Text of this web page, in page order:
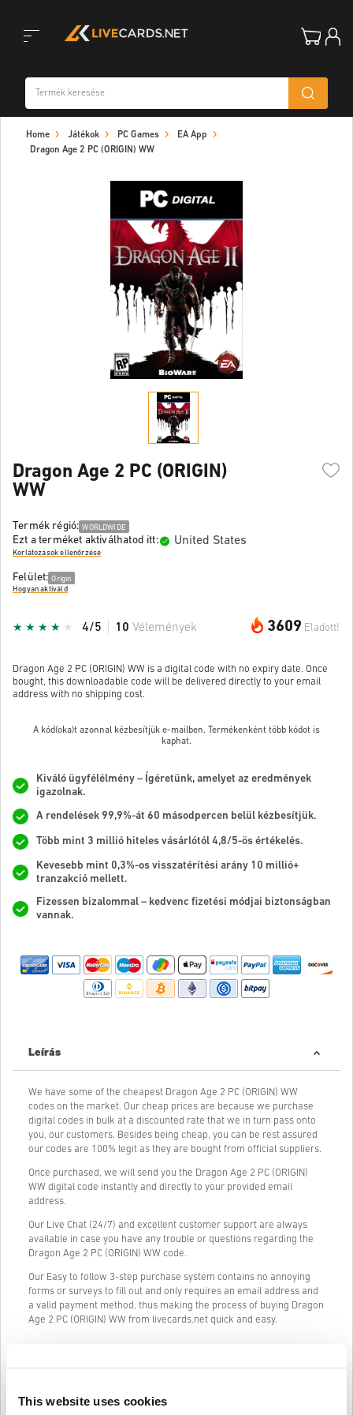
This website uses cookies
navigation
Home Játékok PC Games
EA App
Dragon Age 2 PC (ORIGIN) WW
Dragon Age 2 PC (ORIGIN)
WW
Termék régió: WORLDWIDE
Ezt a terméket aktiválhatod itt: United States
Korlátozások ellenőrzése
Felület: Origin
Hogyan aktiváld
3609 Eladott!
4/5 10 Vélemények
Dragon Age 2 PC (ORIGIN) WW is a digital code with no expiry date. Once
bought, this downloadable code will be delivered directly to your email
address with no shipping cost.
A kód(oka)t azonnal kézbesítjük e-mailben. Termékenként több kódot is
kaphat.
Kiváló ügyfélélmény – Ígéretünk, amelyet az eredmények
igazolnak.
A rendelések 99,9%-át 60 másodpercen belül kézbesítjük.
Több mint 3 millió hiteles vásárlótól 4,8/5-ös értékelés.
Kevesebb mint 0,3%-os visszatérítési arány 10 millió+
tranzakció mellett.
Fizessen bizalommal – kedvenc fizetési módjai biztonságban
vannak.
Leírás
We have some of the cheapest Dragon Age 2 PC (ORIGIN) WW
codes on the market. Our cheap prices are because we purchase
digital codes in bulk at a discounted rate that we in turn pass onto
you, our customers. Besides being cheap, you can be rest assured
our codes are 100% legit as they are bought from official suppliers.
Once purchased, we will send you the Dragon Age 2 PC (ORIGIN)
WW digital code instantly and directly to your provided email
address.
Our Live Chat (24/7) and excellent customer support are always
available in case you have any trouble or questions regarding the
Dragon Age 2 PC (ORIGIN) WW code.
Our Easy to follow 3-step purchase system contains no annoying
forms or surveys to fill out and only requires an email address and
a valid payment method, thus making the process of buying Dragon
Age 2 PC (ORIGIN) WW from livecards.net quick and easy.
Így működik a Livecards.neten
Jogi nyilatkozat